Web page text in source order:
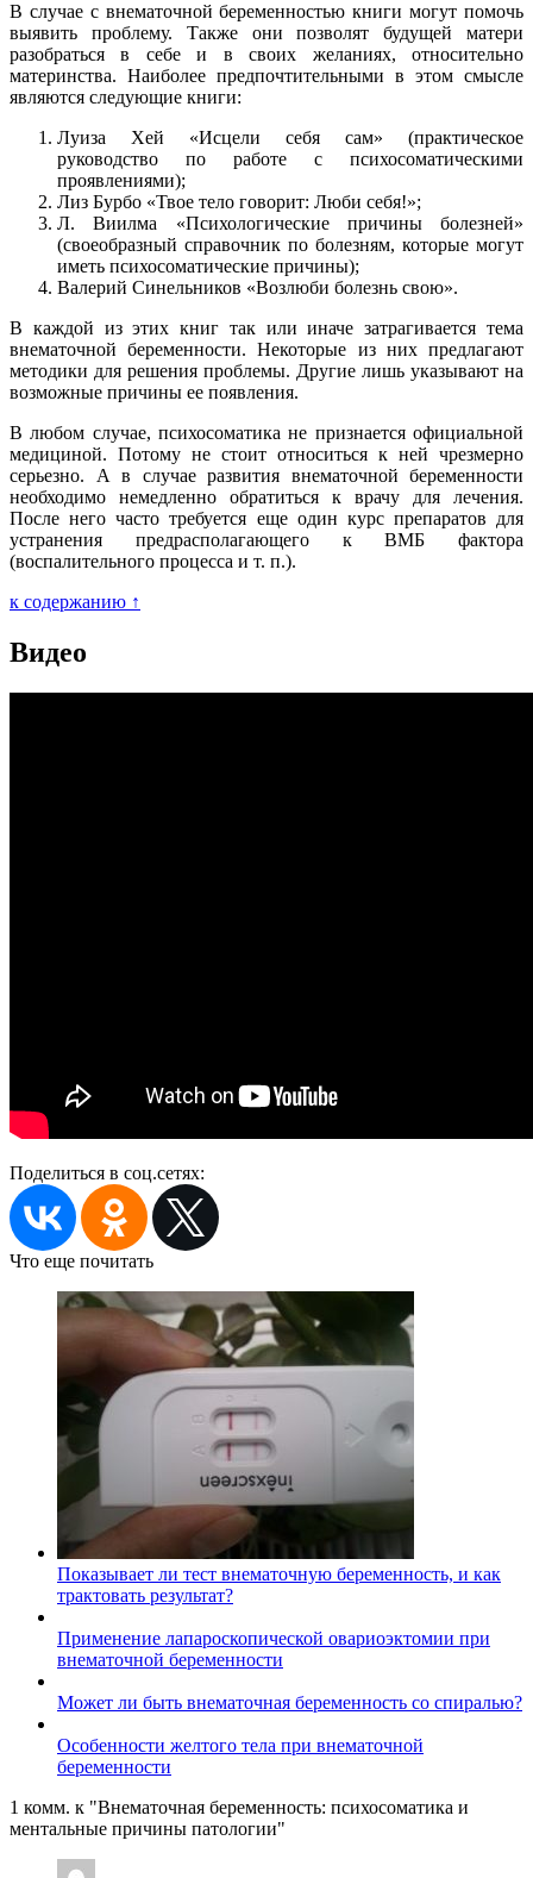
В случае с внематочной беременностью книги могут помочь
выявить проблему. Также они позволят будущей матери
разобраться в себе и в своих желаниях, относительно
материнства. Наиболее предпочтительными в этом смысле
являются следующие книги:
Луиза Хей «Исцели себя сам» (практическое
руководство по работе с психосоматическими
проявлениями);
Лиз Бурбо «Твое тело говорит: Люби себя!»;
Л. Виилма «Психологические причины болезней»
(своеобразный справочник по болезням, которые могут
иметь психосоматические причины);
Валерий Синельников «Возлюби болезнь свою».
В каждой из этих книг так или иначе затрагивается тема
внематочной беременности. Некоторые из них предлагают
методики для решения проблемы. Другие лишь указывают на
возможные причины ее появления.
В любом случае, психосоматика не признается официальной
медициной. Потому не стоит относиться к ней чрезмерно
серьезно. А в случае развития внематочной беременности
необходимо немедленно обратиться к врачу для лечения.
После него часто требуется еще один курс препаратов для
устранения предрасполагающего к ВМБ фактора
(воспалительного процесса и т. п.).
к содержанию ↑
Видео
Поделиться в соц.сетях:
Что еще почитать
Показывает ли тест внематочную беременность, и как
трактовать результат?
Применение лапароскопической овариоэктомии при
внематочной беременности
Может ли быть внематочная беременность со спиралью?
Особенности желтого тела при внематочной
беременности
1 комм. к "Внематочная беременность: психосоматика и
ментальные причины патологии"